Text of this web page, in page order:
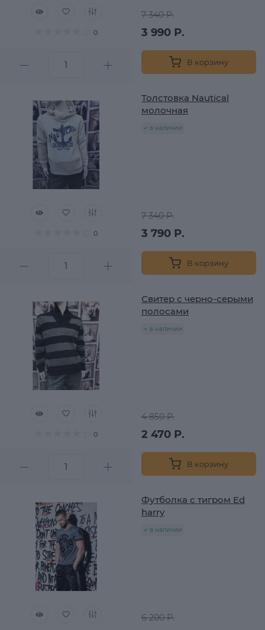
0
7 340 Р.
3 990 Р.
В корзину
0
Толстовка Nautical
молочная
в наличии
7 340 Р.
3 790 Р.
В корзину
0
Свитер с черно-серыми
полосами
в наличии
4 850 Р.
2 470 Р.
В корзину
Футболка с тигром Ed
harry
в наличии
6 200 Р.